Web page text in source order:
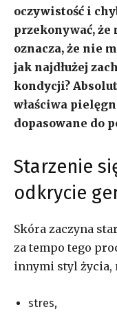
oczywistość i
przekonywać, że
oznacza, że nie
jak najdłużej
kondycji?
właściwa
dopasowane do
Starzenie
odkrycie
Skóra zaczyna
za tempo tego
innymi styl życia,
stres,